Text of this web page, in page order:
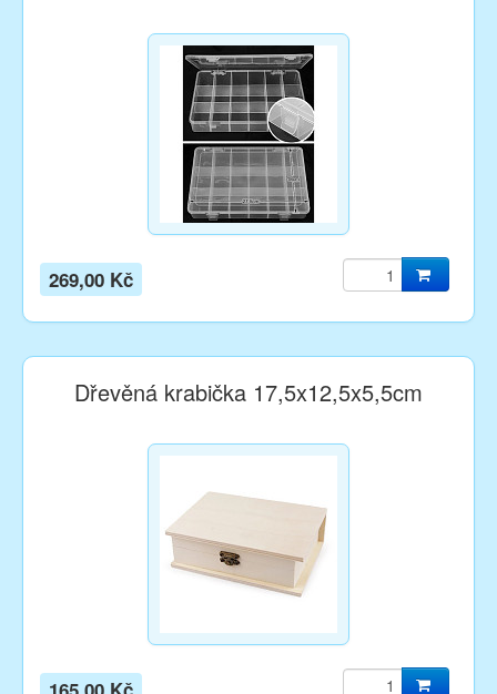
269,00 Kč
Dřevěná krabička 17,5x12,5x5,5cm